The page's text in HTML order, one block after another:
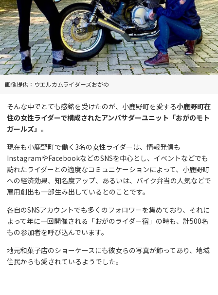
画像提供：ウエルカムライダーズおがの
そんな中でとても感銘を受けたのが、小鹿野町を愛する小鹿野町在
住の女性ライダーで構成されたアンバサダーユニット「おがのモト
ガールズ」 。
現在も小鹿野町で働く3名の女性ライダーは、情報発信も
InstagramやFacebookなどのSNSを中心とし、イベントなどでも
訪れたライダーとの適度なコミュニケーションによって、小鹿野町
への経済効果、知名度アップ、あるいは、バイク弁当の人気などで
雇用創出も一部生み出しているとのことです。
各自のSNSアカウントでも多くのフォロワーを集めており、それに
よって年に一回開催される「おがのライダー宿」の時も、計500名
もの参加者を呼び込んでいます。
地元和菓子店のショーケースにも彼女らの写真が飾ってあり、地域
住民からも愛されているようでした。